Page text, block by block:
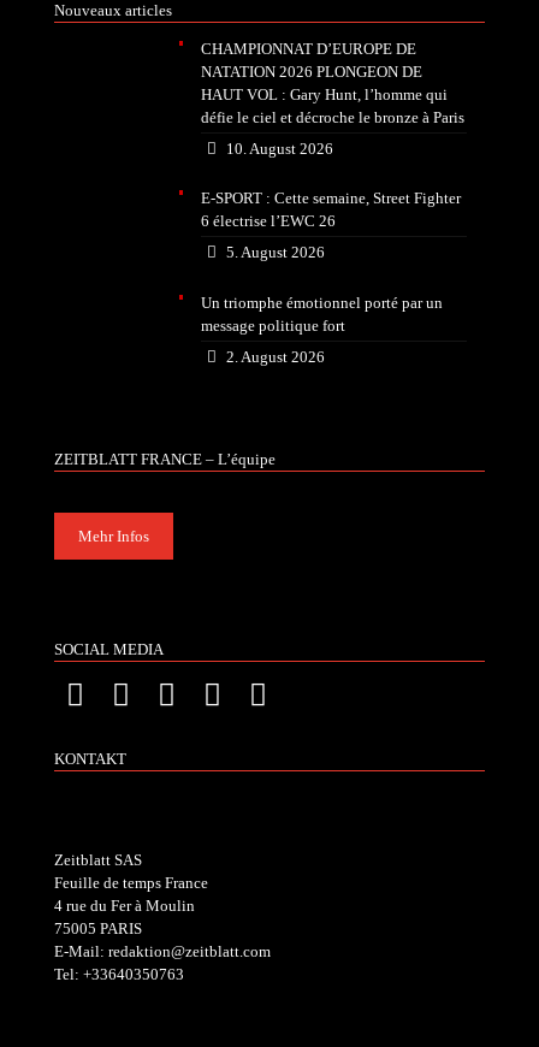
Nouveaux articles
CHAMPIONNAT D’EUROPE DE
NATATION 2026 PLONGEON DE
HAUT VOL : Gary Hunt, l’homme qui
défie le ciel et décroche le bronze à Paris
10. August 2026
E-SPORT : Cette semaine, Street Fighter
6 électrise l’EWC 26
5. August 2026
Un triomphe émotionnel porté par un
message politique fort
2. August 2026
ZEITBLATT FRANCE – L’équipe
Mehr Infos
SOCIAL MEDIA
KONTAKT
Zeitblatt SAS
Feuille de temps France
4 rue du Fer à Moulin
75005 PARIS
E-Mail: redaktion@zeitblatt.com
Tel: +33640350763